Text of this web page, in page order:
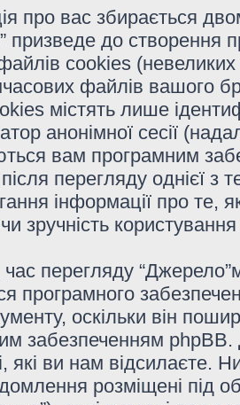
про вас збирається
призведе до створення
файлів cookies
файлів вашого
містять лише
анонімної сесії
вам програмним
перегляду однієї з
інформації про те,
зручність
час перегляду
програмного
оскільки він
забезпеченням
які ви нам відсилаєте.
розміщені під